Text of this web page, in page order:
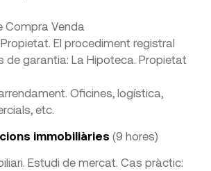
Compra Venda
El procediment registral
de garantia: La Hipoteca. Propietat
Oficines, logística,
etc.
immobiliàries (9 hores)
Estudi de mercat. Cas pràctic: